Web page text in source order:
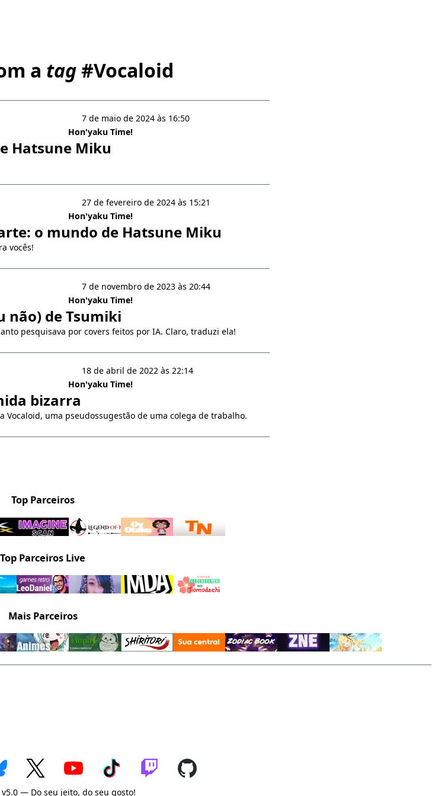
a tag#Vocaloid
7 de maio de 2024 às 16:50
Hon'yaku Time!
Hatsune Miku
27 de fevereiro de 2024 às 15:21
Hon'yaku Time!
o mundo de Hatsune Miku
vocês!
7 de novembro de 2023 às 20:44
Hon'yaku Time!
não) de Tsumiki
pesquisava por covers feitos por IA. Claro, traduzi ela!
18 de abril de 2022 às 22:14
Hon'yaku Time!
bizarra
Vocaloid, uma pseudossugestão de uma colega de trabalho.
Top Parceiros
Top Parceiros Live
Mais Parceiros
v5.0 — Do seu jeito, do seu gosto!